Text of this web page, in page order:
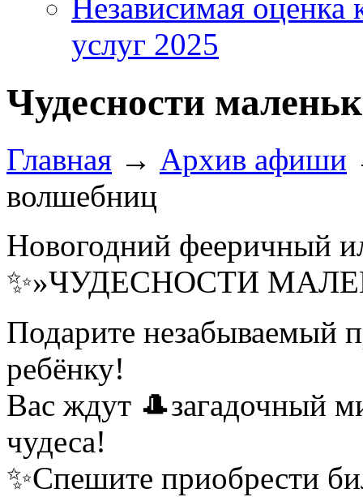
Независимая оценка
услуг 2025
Чудесности
Главная → Архив афиши
волшебниц
Новогодний фееричный
✨»ЧУДЕСНОСТИ
Подарите незабываемый
ребёнку!
Вас ждут 🎩загадочный
чудеса!
✨Спешите приобрести